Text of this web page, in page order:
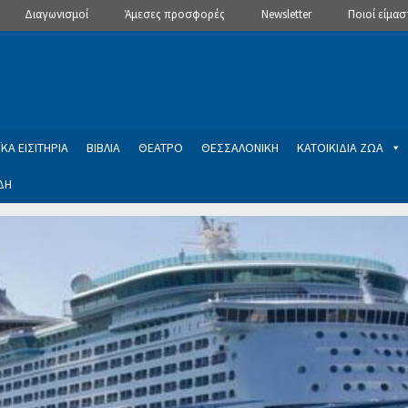
Διαγωνισμοί Άμεσες προσφορές Newsletter Ποιοί
ΕΙΣΙΤΗΡΙΑ ΒΙΒΛΙΑ ΘΕΑΤΡΟ ΘΕΣΣΑΛΟΝΙΚΗ ΚΑΤΟΙΚΙΔΙΑ ΖΩΑ
Newsletter
εγγραφής στο Newsletter του Dealistas.grΕπικοινωνία